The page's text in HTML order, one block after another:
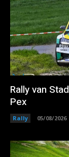
Rally van
Pex
Rally 05/08/2026